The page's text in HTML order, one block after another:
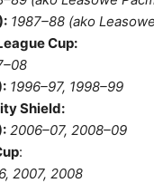
1987–88 (ako
Cup:
1996–97, 1998–99
Shield:
2006–07, 2008–09
:
2007, 2008